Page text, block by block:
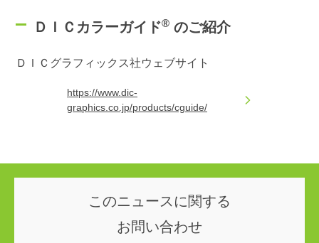
ＤＩＣカラーガイド® のご紹介
ＤＩＣグラフィックス社ウェブサイト
https://www.dic-
graphics.co.jp/products/cguide/
このニュースに関する
お問い合わせ